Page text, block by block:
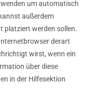
um automatisch
außerdem
platziert werden sollen.
derart
wirst, wenn ein
über diese
in der Hilfesektion